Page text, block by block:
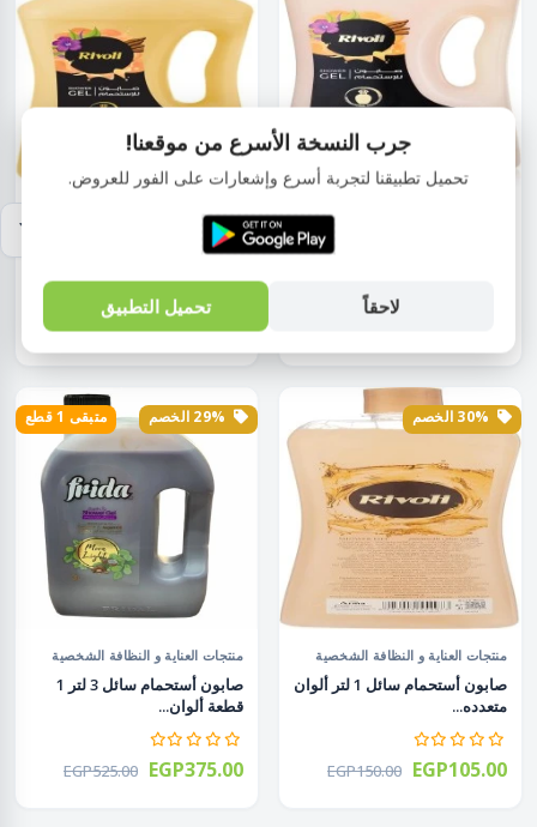
منتجات العناية و النظافة الشخصية منتجات العناية و النظافة الشخصية
EGP245.00 EGP175.00
منتجات العناية و النظافة الشخصية
صابون أستحمام سائل 1 لتر ألوان
متعدده...
EGP150.00 EGP105.00
متبقى 1 قطع
منتجات العناية و النظافة الشخصية
صابون أستحمام سائل 3 لتر 1
قطعة ألوان...
EGP525.00 EGP375.00
جرب النسخة الأسرع من موقعنا!
تحميل تطبيقنا لتجربة أسرع وإشعارات على الفور للعروض.
لاحقاً تحميل التطبيق